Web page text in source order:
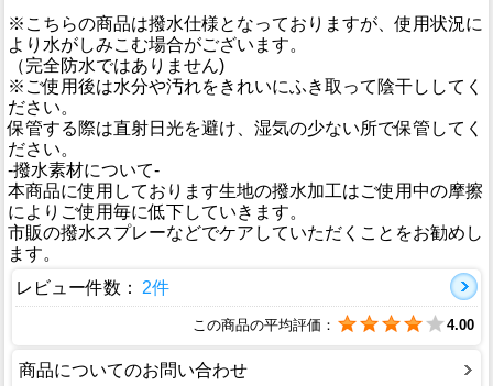
※こちらの商品は撥水仕様となっておりますが、使用状況に
より水がしみこむ場合がございます。
（完全防水ではありません)
※ご使用後は水分や汚れをきれいにふき取って陰干ししてく
ださい。
保管する際は直射日光を避け、湿気の少ない所で保管してく
ださい。
-撥水素材について-
本商品に使用しております生地の撥水加工はご使用中の摩擦
によりご使用毎に低下していきます。
市販の撥水スプレーなどでケアしていただくことをお勧めし
ます。
レビュー件数：
2件
この商品の平均評価： 4.00
商品についてのお問い合わせ